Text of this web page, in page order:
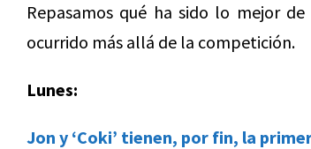
Repasamos qué ha sido lo mejor
ocurrido más allá de la competición.
Lunes:
Jon y ‘Coki’ tienen, por fin, la